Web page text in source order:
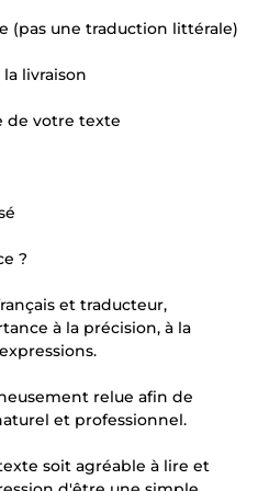
(pas une traduction littérale)
livraison
de votre texte
?
et traducteur,
à la précision, à la
relue afin de
et professionnel.
soit agréable à lire et